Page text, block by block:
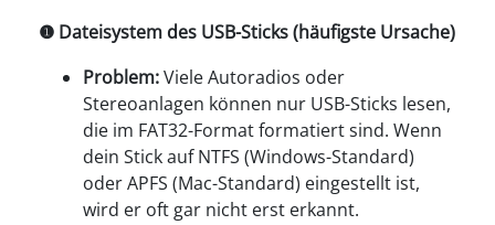
❶ Dateisystem des USB-Sticks (häufigste Ursache)
Problem:Viele Autoradios oder
Stereoanlagen können nur USB-Sticks lesen,
die im FAT32-Format formatiert sind. Wenn
dein Stick auf NTFS (Windows-Standard)
oder APFS (Mac-Standard) eingestellt ist,
wird er oft gar nicht erst erkannt.